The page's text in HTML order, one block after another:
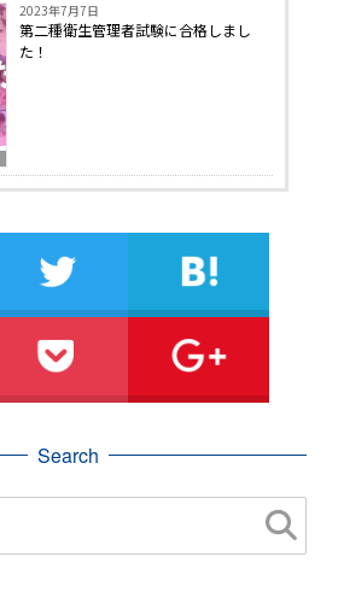
2023年7月7日
第二種衛生管理者試験に合格しまし
た！
Search